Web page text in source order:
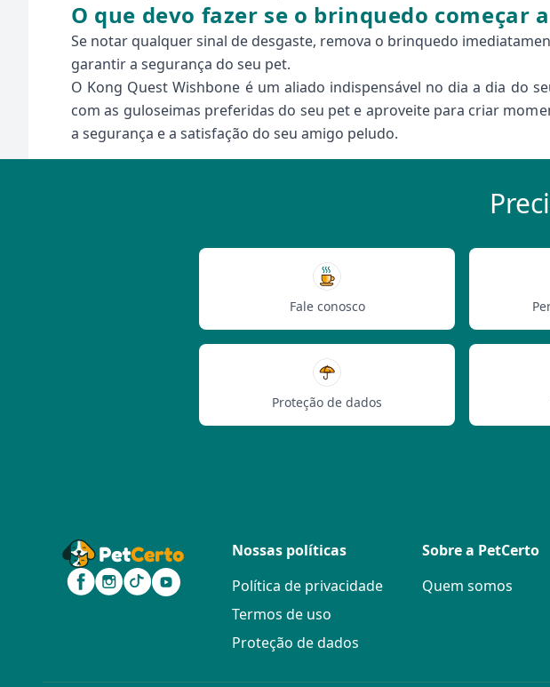
O que devo fazer se o brinquedo começar
Se notar qualquer sinal de desgaste, remova o brinquedo
garantir a segurança do seu pet.
O Kong Quest Wishbone é um aliado indispensável no dia a dia do
com as guloseimas preferidas do seu pet e aproveite para criar
a segurança e a satisfação do seu amigo peludo.
Fale conosco
Proteção de dados
Nossas políticas
Política de privacidade
Termos de uso
Proteção de dados
Sobre a PetCerto
Quem somos